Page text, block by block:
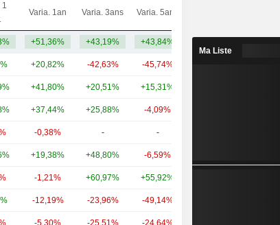
1
Varia. 1an Varia. 3ans Varia. 5ans
+51,36% +43,19% +43,84%
+20,82% -42,63% -45,74%
+41,80% +20,51% +15,31%
+37,44% +25,88% -4,09%
-0,38% - -
+19,38% +48,80% -6,59%
-1,21% +60,97% +55,92%
-12,19% -23,96% -49,14%
-5,30% -25,51% -24,64%
Ma Liste